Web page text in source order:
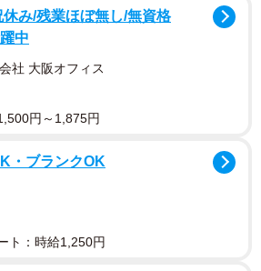
、リプライや引用ツイートでさまざ
ました。
み/残業ほぼ無し/無資格
中
社 大阪オフィス
円～1,875円
・ブランクOK
ト：時給1,250円